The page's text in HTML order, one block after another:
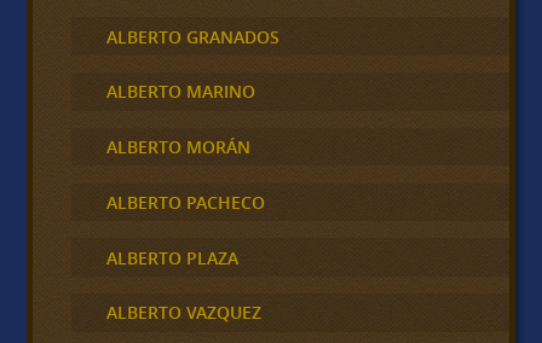
ALBERTO GRANADOS
ALBERTO MARINO
ALBERTO MORÁN
ALBERTO PACHECO
ALBERTO PLAZA
ALBERTO VAZQUEZ